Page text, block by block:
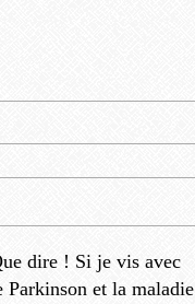
dire ! Si je vis avec
Parkinson et la maladie